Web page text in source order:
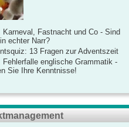
Karneval, Fastnacht und Co - Sind
echter Narr?
13 Fragen zur Adventszeit
Fehlerfalle englische Grammatik -
Sie Ihre Kenntnisse!